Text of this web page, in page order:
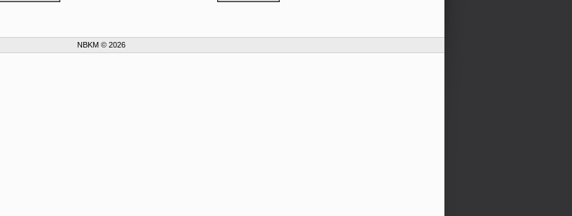
NBKM © 2026